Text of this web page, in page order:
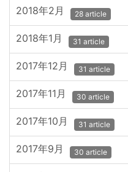
2018年2月 28 article
2018年1月 31 article
2017年12月 31 article
2017年11月 30 article
2017年10月 31 article
2017年9月 30 article